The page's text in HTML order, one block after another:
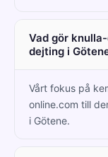
Vad gör
dejting i
Vårt fokus på
online.com till
i Götene.